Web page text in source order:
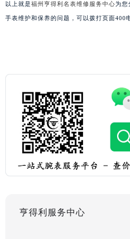
以上就是福州亨得利名表维修服务中心为您
手表维护和保养的问题，可以拨打页面400
亨得利服务中心